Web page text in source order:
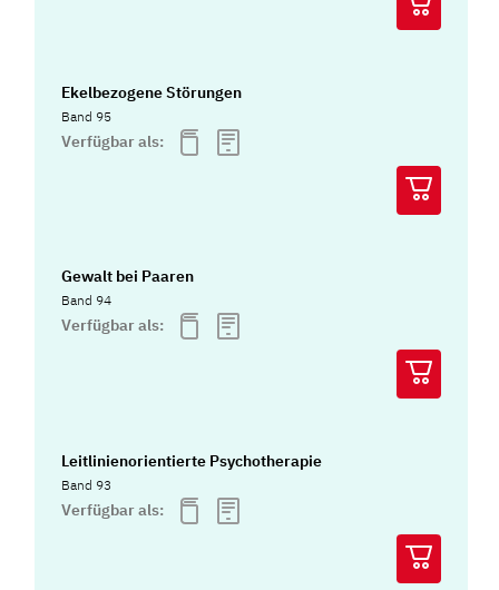
Ekelbezogene Störungen
Band 95
Verfügbar als:
Gewalt bei Paaren
Band 94
Verfügbar als:
Leitlinienorientierte Psychotherapie
Band 93
Verfügbar als: